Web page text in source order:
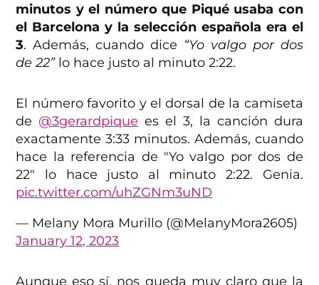
minutos y el número que Piqué usaba con
el Barcelona y la selección española era el
3. Además, cuando dice “Yo valgo por dos
de 22”lo hace justo al minuto 2:22.
El número favorito y el dorsal de la camiseta
de @3gerardpique es el 3, la canción dura
exactamente 3:33 minutos. Además, cuando
hace la referencia de "Yo valgo por dos de
22" lo hace justo al minuto 2:22. Genia.
pic.twitter.com/uhZGNm3uND
— Melany Mora Murillo (@MelanyMora2605)
January 12, 2023
Aunque eso sí, nos queda muy claro que la